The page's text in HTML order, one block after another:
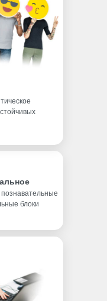
познавательные
блоки